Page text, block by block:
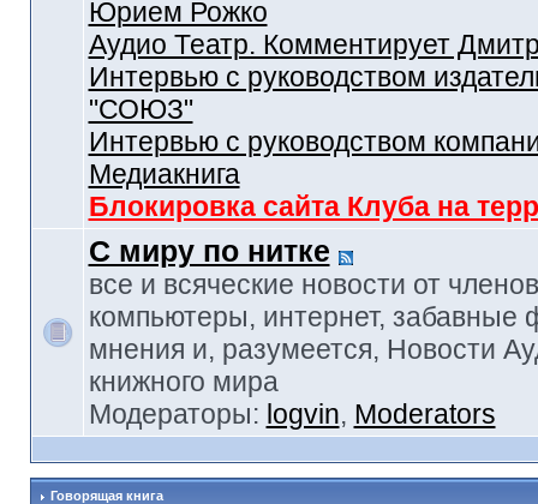
Юрием Рожко
Аудио Театр. Комментирует
Интервью с руководством
"СОЮЗ"
Интервью с руководством
Медиакнига
Блокировка сайта Клуба на
С миру по нитке
все и всяческие новости от
компьютеры, интернет, забавные
мнения и, разумеется, Новости
книжного мира
Модераторы: logvin, Moderators
Говорящая книга